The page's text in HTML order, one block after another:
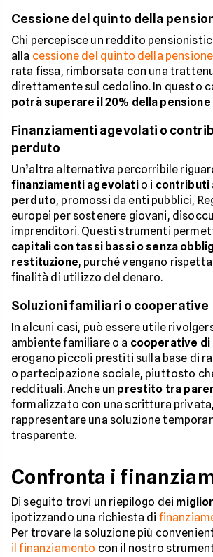
Cessione del quinto della
Chi percepisce un reddito
alla cessione del quinto della pensione
rata fissa, rimborsata con una
direttamente sul cedolino. In questo
potrà superare il 20% della pensione
Finanziamenti agevolati o
perduto
Un’altra alternativa percorribile
finanziamenti agevolatio i contributi
perduto, promossi da enti pubblici,
europei per sostenere giovani,
imprenditori. Questi strumenti
capitali con tassi bassi o senza
restituzione, purché vengano
finalità di utilizzo del denaro.
Soluzioni familiari o cooperative
In alcuni casi, può essere utile
ambiente familiare o a cooperative
erogano piccoli prestiti sulla base di
o partecipazione sociale, piuttosto
reddituali. Anche un prestito tra
formalizzato con una scrittura
rappresentare una soluzione
trasparente.
Confronta i
Di seguito trovi un riepilogo dei
ipotizzando una richiesta di
Per trovare la soluzione più
il finanziamento con il nostro